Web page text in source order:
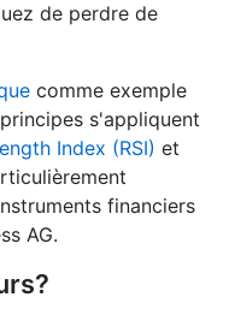
de perdre de
comme exemple
s'appliquent
Index (RSI) et
financiers
AG.